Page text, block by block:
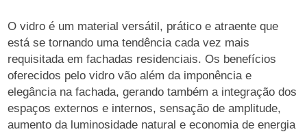
O vidro é um material versátil, prático e atraente que
está se tornando uma tendência cada vez mais
requisitada em fachadas residenciais. Os benefícios
oferecidos pelo vidro vão além da imponência e
elegância na fachada, gerando também a integração dos
espaços externos e internos, sensação de amplitude,
aumento da luminosidade natural e economia de energia